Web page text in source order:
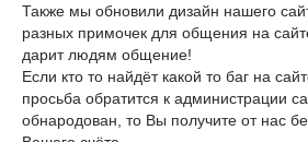
Также мы обновили дизайн нашего
разных примочек для общения на
дарит людям общение!
Если кто то найдёт какой то баг на
просьба обратится к администрации
обнародован, то Вы получите от нас